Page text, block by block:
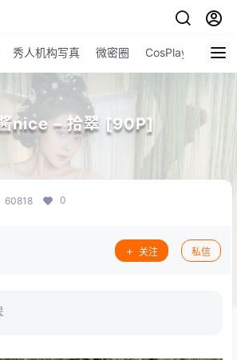
秀人机构写真 微密圈 CosPlay 原图
nice – 拾翠 [90P]
60818 0
关注 私信